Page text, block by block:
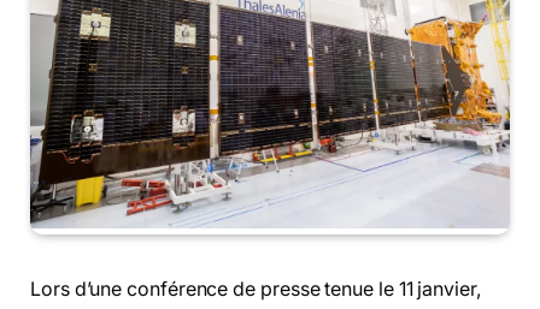
Lors d’une conférence de presse tenue le 11 janvier,